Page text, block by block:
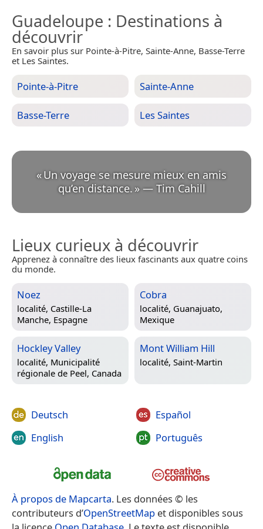
Guadeloupe : Destinations à
découvrir
En savoir plus sur Pointe-à-Pitre, Sainte-Anne, Basse-Terre
et Les Saintes.
Pointe-à-Pitre Sainte-Anne
Basse-Terre Les Saintes
«Un voyage se mesure mieux en amis
qu’en distance. » — Tim Cahill
Lieux curieux à découvrir
Apprenez à connaître des lieux fascinants aux quatre coins
du monde.
Noez
localité, Castille-La
Manche, Espagne
Cobra
localité, Guanajuato,
Mexique
Hockley Valley
localité, Municipalité
régionale de Peel, Canada
Mont William Hill
localité, Saint-Martin
Deutsch
English
Español
Português
À propos de Mapcarta. Les données © les
contributeurs d’OpenStreetMap et disponibles sous